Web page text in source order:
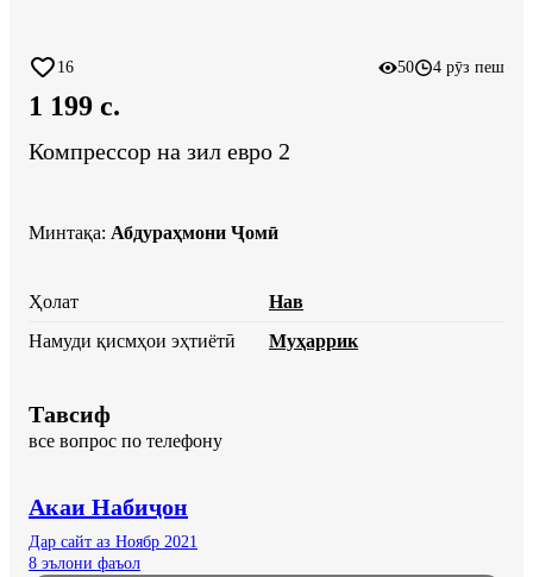
16 50 4 рӯз пеш
1 199 c.
Компрессор на зил евро 2
Минтақа: Абдураҳмони Ҷомӣ
Ҳолат
Нав
Намуди қисмҳои эҳтиётӣ
Муҳаррик
Тавсиф
все вопрос по телефону
Акаи Набиҷон
Дар сайт аз Ноябр 2021
8 эълони фаъол